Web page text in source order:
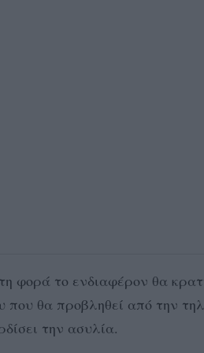
φορά το ενδιαφέρον θα
που θα προβληθεί από την
την ασυλία.